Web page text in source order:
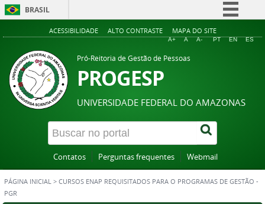
BRASIL
Simplifique!
Acesso à informação
Legislação
Canais
ACESSIBILIDADE ALTO CONTRASTE MAPA DO SITE
A+ A A- PT EN ES
Pró-Reitoria de Gestão de Pessoas
PROGESP
UNIVERSIDADE FEDERAL DO AMAZONAS
Contatos Perguntas frequentes Webmail
PÁGINA INICIAL > CURSOS ENAP REQUISITADOS PARA O PROGRAMAS DE GESTÃO -
PGR